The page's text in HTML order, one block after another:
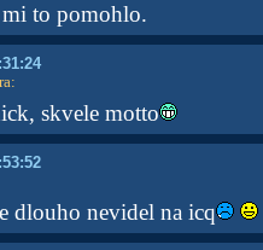
to pomohlo.
:
skvele motto
dlouho nevidel na icq